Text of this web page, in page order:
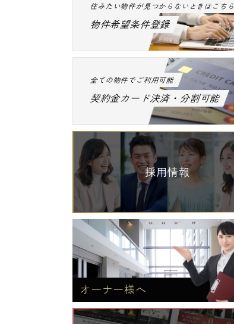
住みたい物件が見つからないときはこちら
物件希望条件登録
全ての物件でご利用可能
契約金カード決済・分割可能
採用情報
オーナー様へ